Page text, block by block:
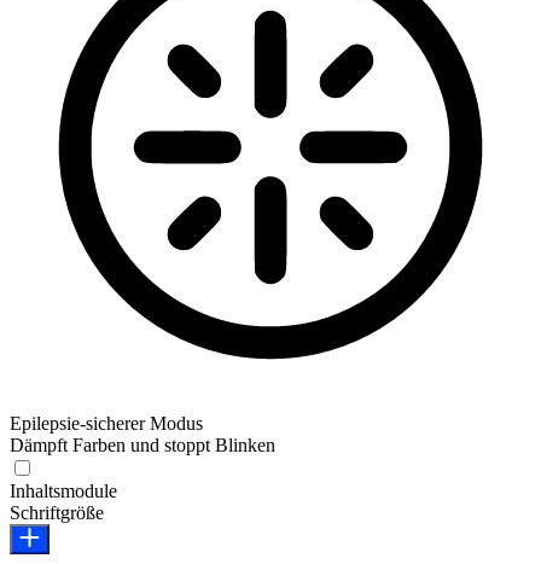
Epilepsie-sicherer Modus
Dämpft Farben und stoppt Blinken
Inhaltsmodule
Schriftgröße